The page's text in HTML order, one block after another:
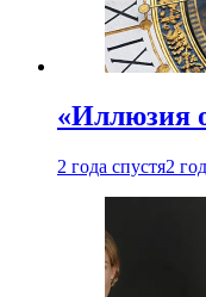
«Иллюзия
2 года спустя2